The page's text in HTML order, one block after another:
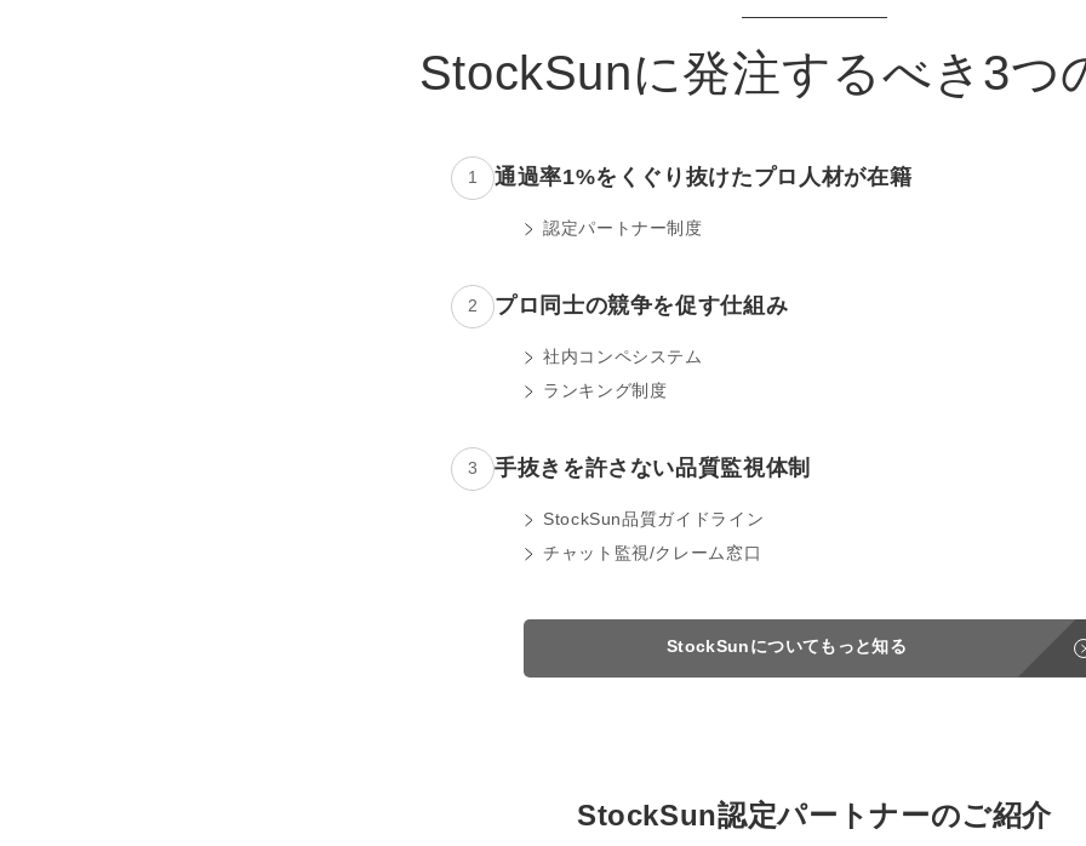
StockSunに発注するべき3つ
1 通過率1%をくぐり抜けたプロ人材が在籍
認定パートナー制度
2 プロ同士の競争を促す仕組み
社内コンペシステム
ランキング制度
3 手抜きを許さない品質監視体制
StockSun品質ガイドライン
チャット監視/クレーム窓口
StockSunについてもっと知る
StockSun認定パートナーのご紹介